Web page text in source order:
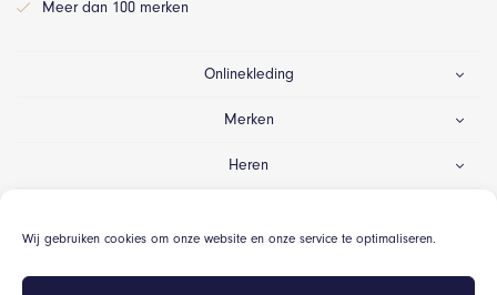
Wij gebruiken cookies om onze website en onze service te optimaliseren.
Meer dan 100 merken
Onlinekleding
Merken
Heren